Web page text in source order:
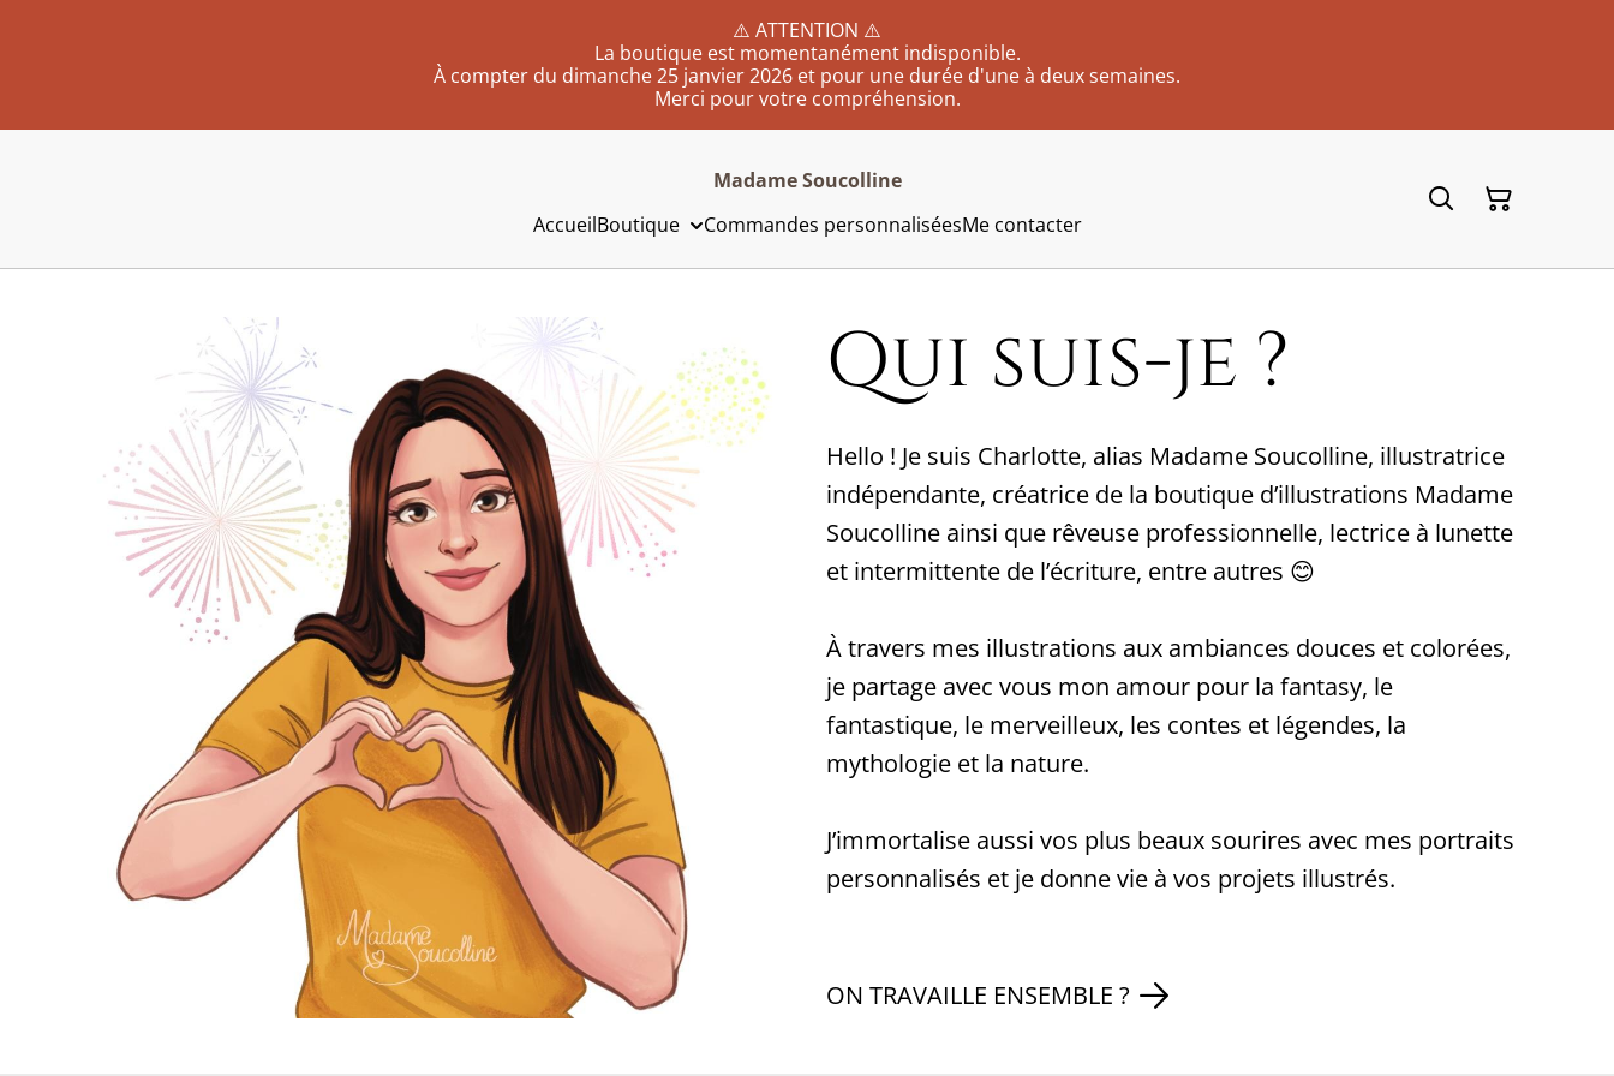
⚠️ ATTENTION ⚠️
La boutique est momentanément indisponible.
À compter du dimanche 25 janvier 2026 et pour une durée d'une à deux semaines.
Merci pour votre compréhension.
Madame Soucolline
AccueilBoutique Commandes personnaliséesMe contacter
Qui suis-je ?
Hello ! Je suis Charlotte, alias Madame Soucolline, illustratrice
indépendante, créatrice de la boutique d’illustrations Madame
Soucolline ainsi que rêveuse professionnelle, lectrice à lunette
et intermittente de l’écriture, entre autres 😊
À travers mes illustrations aux ambiances douces et colorées,
je partage avec vous mon amour pour la fantasy, le
fantastique, le merveilleux, les contes et légendes, la
mythologie et la nature.
J’immortalise aussi vos plus beaux sourires avec mes portraits
personnalisés et je donne vie à vos projets illustrés.
ON TRAVAILLE ENSEMBLE ?